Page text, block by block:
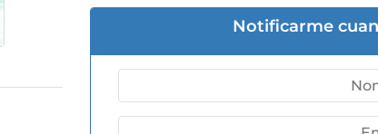
Notificarme